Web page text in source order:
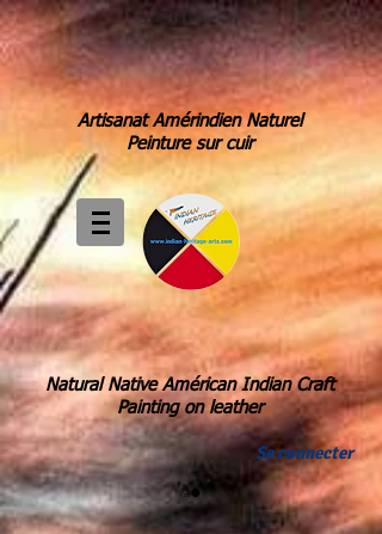
Artisanat Amérindien Naturel
Peinture sur cuir
Natural Native Américan Indian Craft
Painting on leather
Se connecter